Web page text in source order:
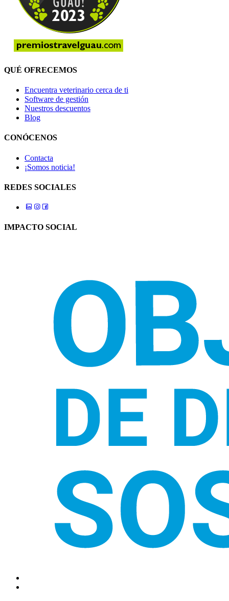
QUÉ OFRECEMOS
Encuentra veterinario cerca de ti
Software de gestión
Nuestros descuentos
Blog
CONÓCENOS
Contacta
¡Somos noticia!
REDES SOCIALES
IMPACTO SOCIAL